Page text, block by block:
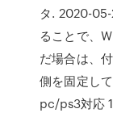
タ. 2020-
ることで、
だ場合は、
側を固定し
pc/ps3対応